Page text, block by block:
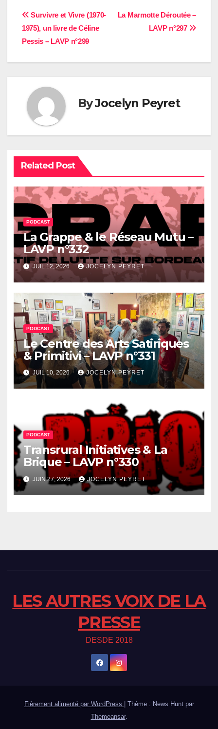
Navigation
de
l’article
La Marmotte Déroutée –
LAVP n°297
Survivre et Vivre (1970-
1975), un livre de Céline
Pessis – LAVP n°299
ByJocelyn Peyret
Related Post
PODCAST
La Grappe & le Réseau Mutu –
LAVP n°332
JUIL 12, 2026 JOCELYN PEYRET
PODCAST
Le Centre des Arts Satiriques
& Primitivi – LAVP n°331
JUIL 10, 2026 JOCELYN PEYRET
PODCAST
Transrural Initiatives & La
Brique – LAVP n°330
JUIN 27, 2026 JOCELYN PEYRET
LES AUTRES VOIX DE LA
PRESSE
DESDE 2018
Fièrement alimenté par WordPress
Thème : News Hunt par
Themeansar.